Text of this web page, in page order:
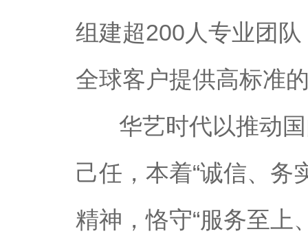
组建超200人专业团
全球客户提供高标准
华艺时代以推动国
己任，本着“诚信、务
精神，恪守“服务至上